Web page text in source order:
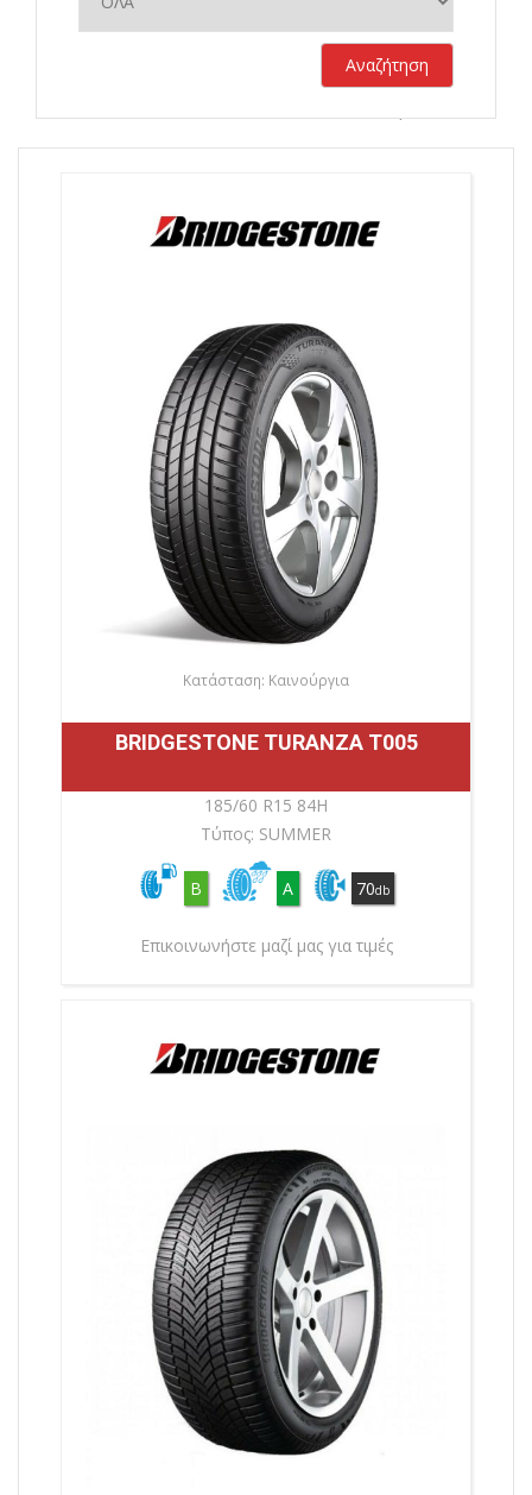
Αναζήτηση
Κατάσταση: Καινούργια
BRIDGESTONE TURANZA T005
185/60 R15 84H
Τύπος: SUMMER
B A 70db
Επικοινωνήστε μαζί μας για τιμές